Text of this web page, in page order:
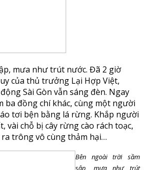
mưa như trút nước. Đã 2 giờ
của thủ trưởng Lại Hợp Việt,
Sài Gòn vẫn sáng đèn. Ngay
ba đồng chí khác, cùng một người
tơi bện bằng lá rừng. Khắp người
vài chỗ bị cây rừng cào rách toạc,
trông vô cùng thảm hại…
Bên ngoài trời sầm
sập, mưa như trút